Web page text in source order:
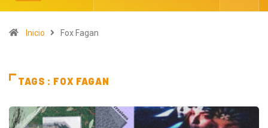
Inicio Fox Fagan
TAGS : FOX FAGAN